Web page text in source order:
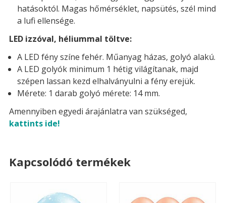
hatásoktól. Magas hőmérséklet, napsütés, szél mind
a lufi ellensége.
LED izzóval, héliummal töltve:
A LED fény színe fehér. Műanyag házas, golyó alakú.
A LED golyók minimum 1 hétig világítanak, majd
szépen lassan kezd elhalványulni a fény erejük.
Mérete: 1 darab golyó mérete: 14 mm.
Amennyiben egyedi árajánlatra van szükséged,
kattints ide!
Kapcsolódó termékek